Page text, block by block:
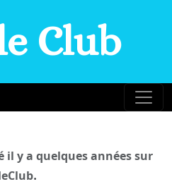
Club
il y a quelques années sur
.